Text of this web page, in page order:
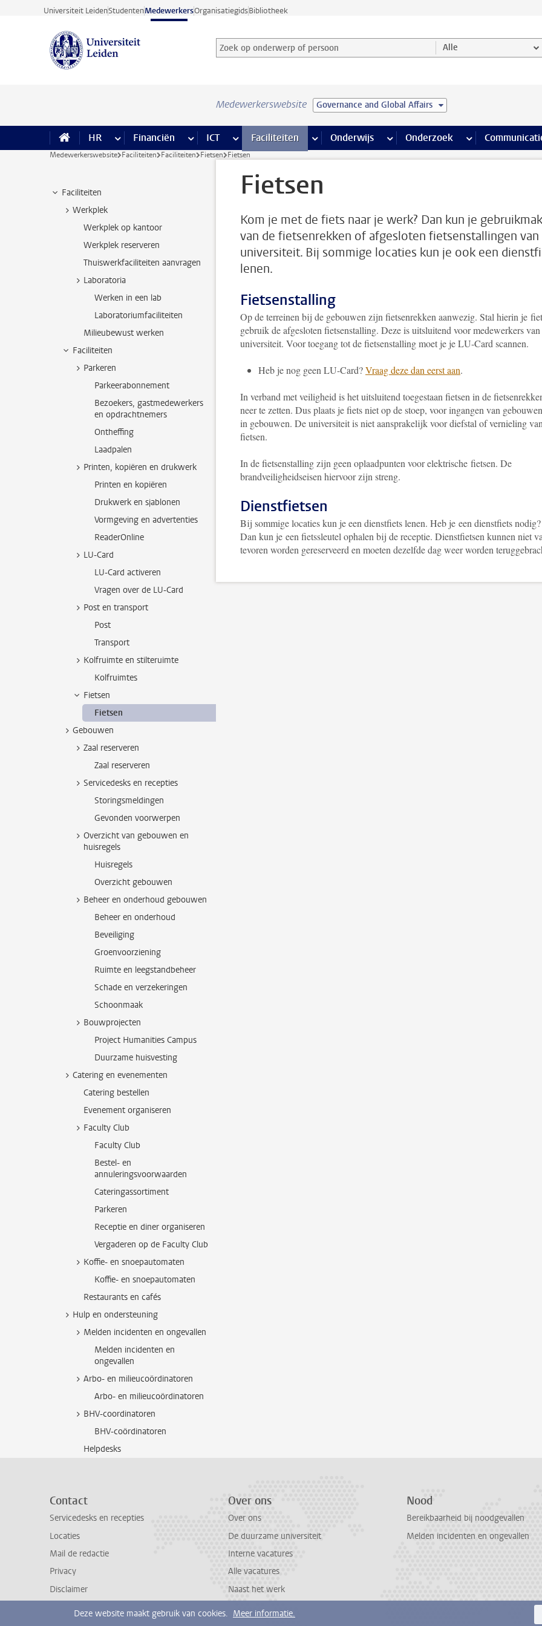
Ga direct naar de inhoud
Universiteit LeidenStudentenMedewerkersOrganisatiegidsBibliotheek
Zoek op onderwerp of persoon en selecteer categorie
Zoekterm Alle
Medewerkerswebsite Governance and Global Affairs
HR meer HR pagina’s
Financiën meer Financiën pagina’s
ICT meer ICT pagina’s
Faciliteiten meer Faciliteiten pagina’s
Onderwijs meer Onderwijs pagina’s
Onderzoek meer Onderzoek
Medewerkerswebsite Faciliteiten Faciliteiten Fietsen Fietsen
Faciliteiten
Werkplek
Werkplek op kantoor
Werkplek reserveren
Thuiswerkfaciliteiten aanvragen
Laboratoria
Werken in een lab
Laboratoriumfaciliteiten
Milieubewust werken
Faciliteiten
Parkeren
Parkeerabonnement
Bezoekers, gastmedewerkers
en opdrachtnemers
Ontheffing
Laadpalen
Printen, kopiëren en drukwerk
Printen en kopiëren
Drukwerk en sjablonen
Vormgeving en advertenties
ReaderOnline
LU-Card
LU-Card activeren
Vragen over de LU-Card
Post en transport
Post
Transport
Kolfruimte en stilteruimte
Kolfruimtes
Fietsen
Fietsen
Gebouwen
Zaal reserveren
Zaal reserveren
Servicedesks en recepties
Storingsmeldingen
Gevonden voorwerpen
Overzicht van gebouwen en
huisregels
Huisregels
Overzicht gebouwen
Beheer en onderhoud gebouwen
Beheer en onderhoud
Beveiliging
Groenvoorziening
Ruimte en leegstandbeheer
Schade en verzekeringen
Schoonmaak
Bouwprojecten
Project Humanities Campus
Duurzame huisvesting
Catering en evenementen
Catering bestellen
Evenement organiseren
Faculty Club
Faculty Club
Bestel- en
annuleringsvoorwaarden
Cateringassortiment
Parkeren
Receptie en diner organiseren
Vergaderen op de Faculty Club
Koffie- en snoepautomaten
Koffie- en snoepautomaten
Restaurants en cafés
Hulp en ondersteuning
Melden incidenten en ongevallen
Melden incidenten en
ongevallen
Arbo- en milieucoördinatoren
Arbo- en milieucoördinatoren
BHV-coordinatoren
BHV-coördinatoren
Helpdesks
Fietsen
Kom je met de fiets naar je werk? Dan kun je
van de fietsenrekken of afgesloten fietsenstallingen van
universiteit. Bij sommige locaties kun je ook een
lenen.
Fietsenstalling
Op de terreinen bij de gebouwen zijn fietsenrekken aanwezig. Stal hierin je
gebruik de afgesloten fietsenstalling. Deze is uitsluitend voor medewerkers
universiteit. Voor toegang tot de fietsenstalling moet je je LU-Card scannen.
Heb je nog geen LU-Card?Vraag deze dan eerst aan.
In verband met veiligheid is het uitsluitend toegestaan fietsen in de
neer te zetten. Dus plaats je fiets niet op de stoep, voor ingangen van
in gebouwen. De universiteit is niet aansprakelijk voor diefstal of vernieling
fietsen.
In de fietsenstalling zijn geen oplaadpunten voor elektrische fietsen. De
brandveiligheidseisen hiervoor zijn streng.
Dienstfietsen
Bij sommige locaties kun je een dienstfiets lenen. Heb je een dienstfiets nodig?
Dan kun je een fietssleutel ophalen bij de receptie. Dienstfietsen kunnen niet
tevoren worden gereserveerd en moeten dezelfde dag weer worden
Contact
Servicedesks en recepties
Locaties
Mail de redactie
Privacy
Disclaimer
Over ons
Over ons
De duurzame universiteit
Interne vacatures
Alle vacatures
Naast het werk
Nood
Bereikbaarheid bij noodgevallen
Melden incidenten en ongevallen
Deze website maakt gebruik van cookies. Meer informatie.